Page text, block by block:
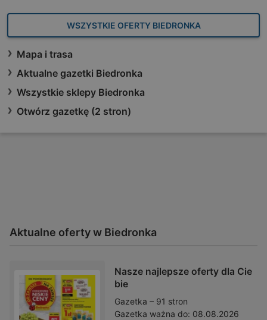
WSZYSTKIE OFERTY BIEDRONKA
Mapa i trasa
Aktualne gazetki Biedronka
Wszystkie sklepy Biedronka
Otwórz gazetkę (2 stron)
Aktualne oferty w Biedronka
Nasze najlepsze oferty dla Cie
bie
Gazetka – 91 stron
Gazetka ważna do: 08.08.2026